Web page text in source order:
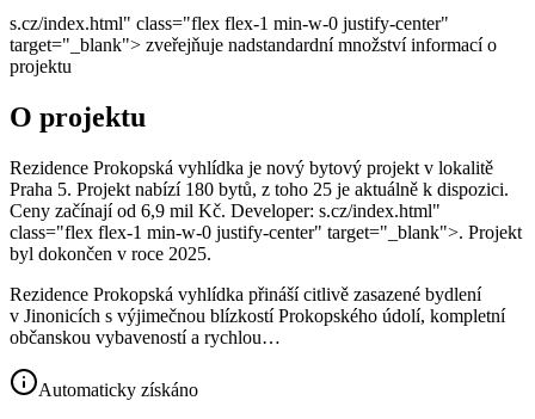
s.cz/index.html" class="flex flex-1 min-w-0 justify-center"
target="_blank"> zveřejňuje nadstandardní množství informací o
projektu
O projektu
Rezidence Prokopská vyhlídka je nový bytový projekt v lokalitě
Praha 5. Projekt nabízí 180 bytů, z toho 25 je aktuálně k dispozici.
Ceny začínají od 6,9 mil Kč. Developer: s.cz/index.html"
class="flex flex-1 min-w-0 justify-center" target="_blank">. Projekt
byl dokončen v roce 2025.
Rezidence Prokopská vyhlídka přináší citlivě zasazené bydlení
v Jinonicích s výjimečnou blízkostí Prokopského údolí, kompletní
občanskou vybaveností a rychlou…
Automaticky získáno